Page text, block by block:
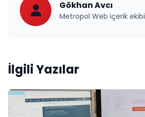
Gökhan Avcı
Metropol Web içerik ekibi
İlgili Yazılar